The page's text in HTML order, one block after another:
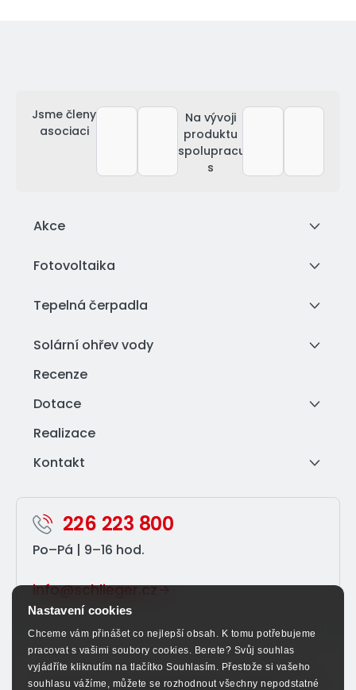
Nastavení cookies
Chceme vám přinášet co nejlepší obsah. K tomu potřebujeme
pracovat s vašimi soubory cookies. Berete? Svůj souhlas
vyjádříte kliknutím na tlačítko Souhlasím. Přestože si vašeho
souhlasu vážíme, můžete se rozhodnout všechny nepodstatné
Jsme členy
asociaci
Na vývoji
produktu
spolupracujeme
s
Akce
Fotovoltaika
Tepelná čerpadla
Solární ohřev vody
Recenze
Dotace
Realizace
Kontakt
226 223 800
Po–⁠Pá | 9–⁠16 hod.
info@schlieger.cz
Sledujte nás na sociálních sítích a nenechte si ujít